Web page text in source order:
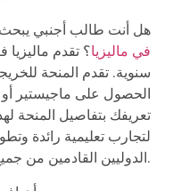
هل أنت طالب أجنبي
في ماليزيا؟ تقدم ماليزيا
الحصول على ماجيستير
تعريفك بتفاصيل المنحة
لتجارب تعليمية رائدة
الدوليين القادمين من جميع أنحاء العالم.